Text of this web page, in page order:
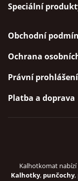
Speciální
Obchodní
Ochrana
Právní
Platba a doprava
Kalhotkomat
Kalhotky, punčochy,